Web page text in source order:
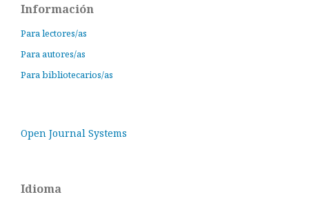
Información
Para lectores/as
Para autores/as
Para bibliotecarios/as
Open Journal Systems
Idioma